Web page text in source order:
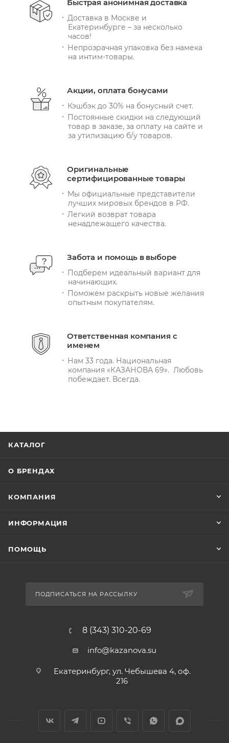
Быстрая анонимная доставка
Доставка в Москве и
Екатеринбурге – за несколько
часов!
Непрозрачная упаковка без намека
на интим-товары.
Акции, оплата бонусами
Кэшбэк до 30% на бонусный счет.
Постоянные скидки на следующий
товар в заказе, за оплату на сайте и
за утилизацию б/у товаров.
Оригинальные
сертифицированные товары
Мы официальные представители
лучших мировых брендов в РФ.
Легкий возврат товара
ненадлежащего качества.
Забота и помощь в выборе
Подберем идеальный вариант для
начинающих.
Поможем раскрыть новые желания
опытным покупателям.
Ответственная компания с
именем
Нам 33 года. Национальная
компания «КАЗАНОВА 69». Любовь
побеждает. Всегда.
КАТАЛОГ
О БРЕНДАХ
КОМПАНИЯ
ИНФОРМАЦИЯ
ПОМОЩЬ
ПОДПИСАТЬСЯ НА РАССЫЛКУ
8 (343) 310-20-69
info@kazanova.su
Екатеринбург, ул. Чебышева 4, оф.
216